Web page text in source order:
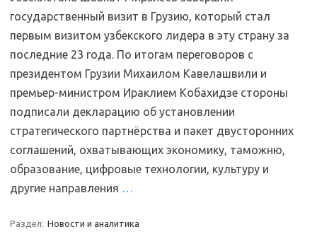
государственный визит в Грузию, который стал
первым визитом узбекского лидера в эту страну за
последние 23 года. По итогам переговоров с
президентом Грузии Михаилом Кавелашвили и
премьер-министром Ираклием Кобахидзе стороны
подписали декларацию об установлении
стратегического партнёрства и пакет двусторонних
соглашений, охватывающих экономику, таможню,
образование, цифровые технологии, культуру и
другие направления …
Раздел: Новости и аналитика